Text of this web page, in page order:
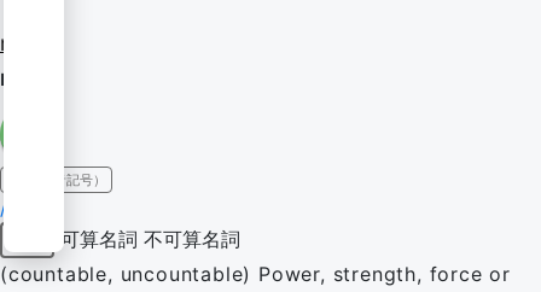
might
might
IPA（発音記号）
/maɪt/
可算名詞 不可算名詞
(countable, uncountable) Power, strength, force or